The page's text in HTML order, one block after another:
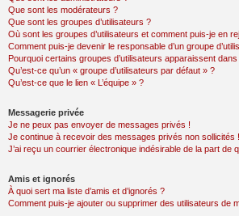
Que sont les modérateurs ?
Que sont les groupes d’utilisateurs ?
Où sont les groupes d’utilisateurs et comment puis-je en
Comment puis-je devenir le responsable d’un groupe
Pourquoi certains groupes d’utilisateurs apparaissent
Qu’est-ce qu’un « groupe d’utilisateurs par défaut » ?
Qu’est-ce que le lien « L’équipe » ?
Messagerie privée
Je ne peux pas envoyer de messages privés !
Je continue à recevoir des messages privés non sollicités !
J’ai reçu un courrier électronique indésirable de la part de
Amis et ignorés
À quoi sert ma liste d’amis et d’ignorés ?
Comment puis-je ajouter ou supprimer des utilisateurs de